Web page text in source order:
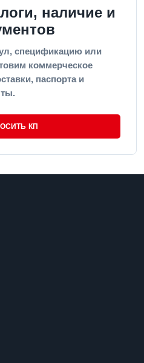
наличие и
спецификацию или
коммерческое
паспорта и
КП